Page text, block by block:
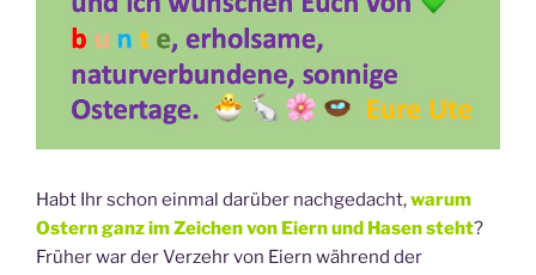
Habt Ihr schon einmal darüber nachgedacht,warum
Ostern ganz im Zeichen von Eiern und Hasen steht?
Früher war der Verzehr von Eiern während der